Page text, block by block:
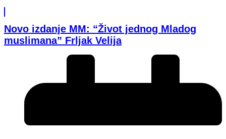
Novo izdanje MM: “Život jednog Mladog
muslimana” Frljak Velija